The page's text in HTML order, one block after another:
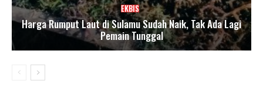
EKBIS
Harga Rumput Laut di Sulamu Sudah Naik, Tak Ada Lagi
Pemain Tunggal